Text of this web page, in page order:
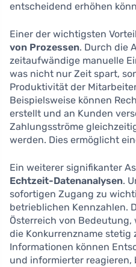
entscheidend erhöhen
Einer der wichtigsten
von Prozessen. Durch die
zeitaufwändige manuelle
was nicht nur Zeit spart,
Produktivität der
Beispielsweise können
erstellt und an Kunden
Zahlungsströme
werden. Dies ermöglicht
Ein weiterer signifikanter
Echtzeit-Datenanalysen.
sofortigen Zugang zu
betrieblichen Kennzahlen.
Österreich von
die Konkurrenzname stetig
Informationen können
und informierter reagieren,